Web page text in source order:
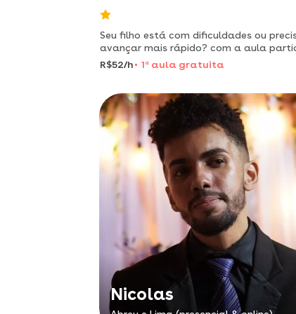
Seu filho está com dificuldades ou
avançar mais rápido? com a aula
ele aprende com uma metodologia
personalizada, focada em
R$52/h 1 a aula gratuita
Nicolas